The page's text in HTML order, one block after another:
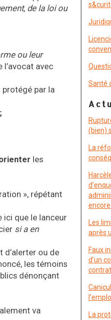
de la loi ou
ou leur
avec
protégé par la
les
», répétant
ici que le lanceur
si a en
d’alerter ou de
les témoins
dénonçant
va
Santé
(bien)
La
Les
après
Faux
d’un
La